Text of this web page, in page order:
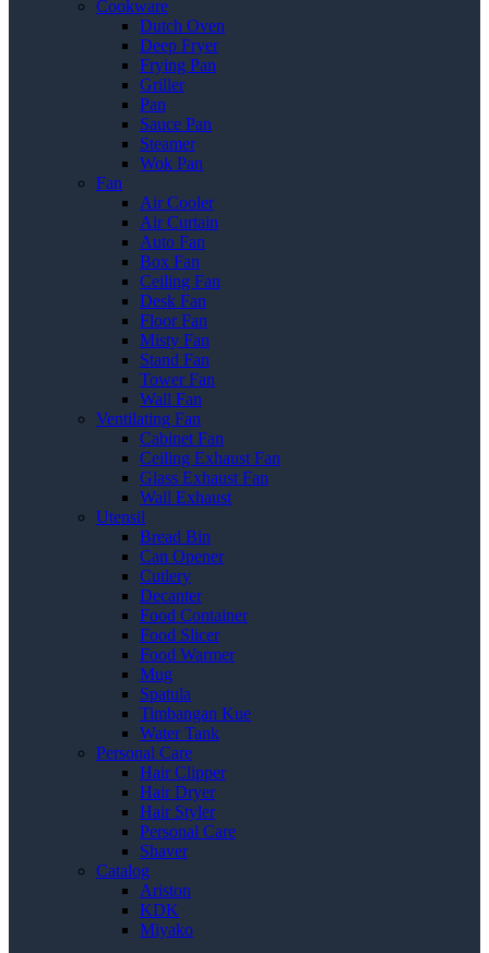
Cookware
Dutch Oven
Deep Fryer
Frying Pan
Griller
Pan
Sauce Pan
Steamer
Wok Pan
Fan
Air Cooler
Air Curtain
Auto Fan
Box Fan
Ceiling Fan
Desk Fan
Floor Fan
Misty Fan
Stand Fan
Tower Fan
Wall Fan
Ventilating Fan
Cabinet Fan
Ceiling Exhaust Fan
Glass Exhaust Fan
Wall Exhaust
Utensil
Bread Bin
Can Opener
Cutlery
Decanter
Food Container
Food Slicer
Food Warmer
Mug
Spatula
Timbangan Kue
Water Tank
Personal Care
Hair Clipper
Hair Dryer
Hair Styler
Personal Care
Shaver
Catalog
Ariston
KDK
Miyako